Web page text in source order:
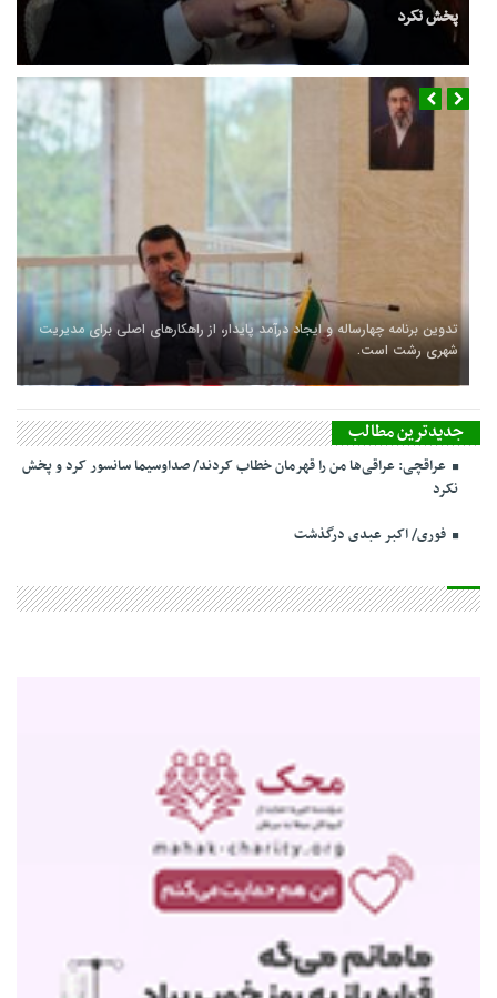
پخش نکرد
فوری/ اکبر عبدی درگذشت
تدوین برنامه چهارساله و ایجاد درآمد پایدار، از راهکارهای اصلی برای مدیریت
شهری رشت است.
سفر شهردار و رئیس شورای شهر رشت به کشور چین
جدیدترین مطالب
عراقچی: عراقی‌ها من را قهرمان خطاب کردند/ صداوسیما سانسور کرد و پخش
نکرد
فوری/ اکبر عبدی درگذشت